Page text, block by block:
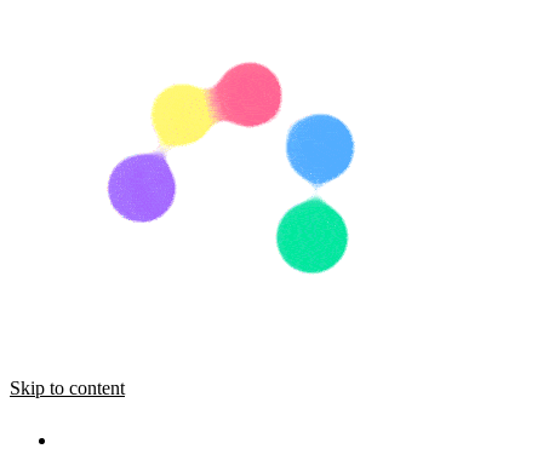
Skip to content